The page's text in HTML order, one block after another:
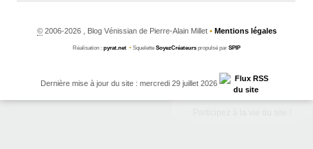
©2006-2026 , Blog Vénissian de Pierre-Alain Millet • Mentions légales
Réalisation : pyrat.net • Squelette SoyezCréateurs propulsé par SPIP
Dernière mise à jour du site : mercredi 29 juillet 2026